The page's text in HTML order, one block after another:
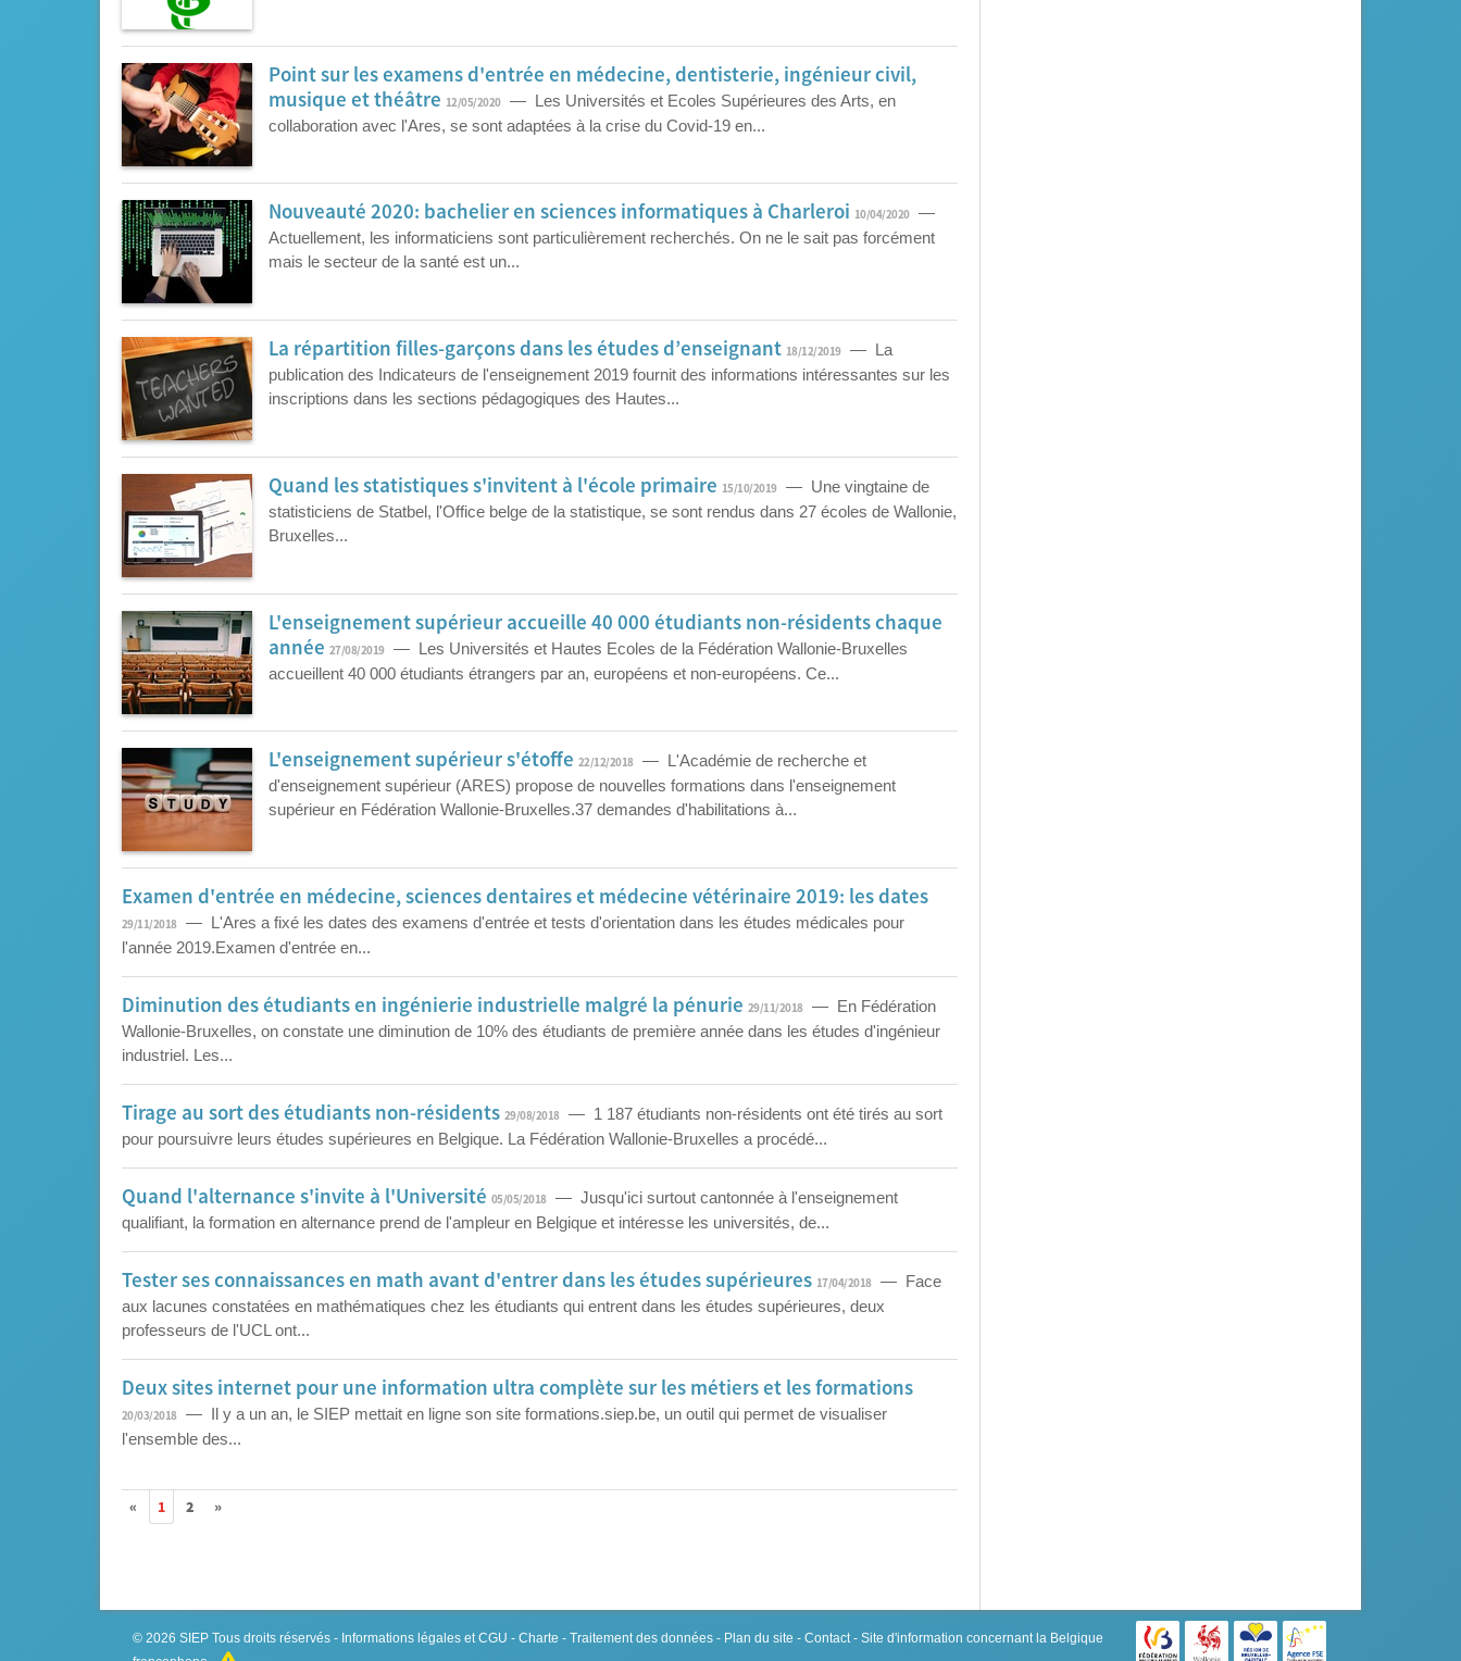
Point sur les examens d'entrée en médecine, dentisterie, ingénieur civil,
musique et théâtre 12/05/2020 — Les Universités et Ecoles Supérieures des Arts, en
collaboration avec l'Ares, se sont adaptées à la crise du Covid-19 en...
Nouveauté 2020: bachelier en sciences informatiques à Charleroi 10/04/2020 —
Actuellement, les informaticiens sont particulièrement recherchés. On ne le sait pas forcément
mais le secteur de la santé est un...
La répartition filles-garçons dans les études d’enseignant 18/12/2019 — La
publication des Indicateurs de l'enseignement 2019 fournit des informations intéressantes sur les
inscriptions dans les sections pédagogiques des Hautes...
Quand les statistiques s'invitent à l'école primaire 15/10/2019 — Une vingtaine de
statisticiens de Statbel, l'Office belge de la statistique, se sont rendus dans 27 écoles de Wallonie,
Bruxelles...
L'enseignement supérieur accueille 40 000 étudiants non-résidents chaque
année 27/08/2019 — Les Universités et Hautes Ecoles de la Fédération Wallonie-Bruxelles
accueillent 40 000 étudiants étrangers par an, européens et non-européens. Ce...
L'enseignement supérieur s'étoffe 22/12/2018 — L'Académie de recherche et
d'enseignement supérieur (ARES) propose de nouvelles formations dans l'enseignement
supérieur en Fédération Wallonie-Bruxelles.37 demandes d'habilitations à...
Examen d'entrée en médecine, sciences dentaires et médecine vétérinaire 2019: les dates
29/11/2018 — L'Ares a fixé les dates des examens d'entrée et tests d'orientation dans les études médicales pour
l'année 2019.Examen d'entrée en...
Diminution des étudiants en ingénierie industrielle malgré la pénurie 29/11/2018 — En Fédération
Wallonie-Bruxelles, on constate une diminution de 10% des étudiants de première année dans les études d'ingénieur
industriel. Les...
Tirage au sort des étudiants non-résidents 29/08/2018 — 1 187 étudiants non-résidents ont été tirés au sort
pour poursuivre leurs études supérieures en Belgique. La Fédération Wallonie-Bruxelles a procédé...
Quand l'alternance s'invite à l'Université 05/05/2018 — Jusqu'ici surtout cantonnée à l'enseignement
qualifiant, la formation en alternance prend de l'ampleur en Belgique et intéresse les universités, de...
Tester ses connaissances en math avant d'entrer dans les études supérieures 17/04/2018 — Face
aux lacunes constatées en mathématiques chez les étudiants qui entrent dans les études supérieures, deux
professeurs de l'UCL ont...
Deux sites internet pour une information ultra complète sur les métiers et les formations
20/03/2018 — Il y a un an, le SIEP mettait en ligne son site formations.siep.be, un outil qui permet de visualiser
l'ensemble des...
« 1 2 »
© 2026 SIEP Tous droits réservés - Informations légales et CGU - Charte - Traitement des données - Plan du site - Contact- Site d'information concernant la Belgique